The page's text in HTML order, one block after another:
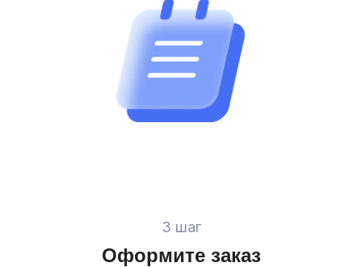
3 шаг
Оформите заказ